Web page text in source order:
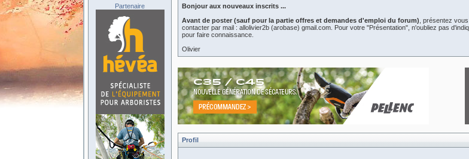
Bonjour aux nouveaux inscrits ...
Avant de poster (sauf pour la partie offres et demandes d'emploi du forum) , présentez
contacter par mail : allolivier2b (arobase) gmail.com. Pour votre "Présentation", n'oubliez pas
pour faire connaissance.
Olivier
Profil
Partenaire